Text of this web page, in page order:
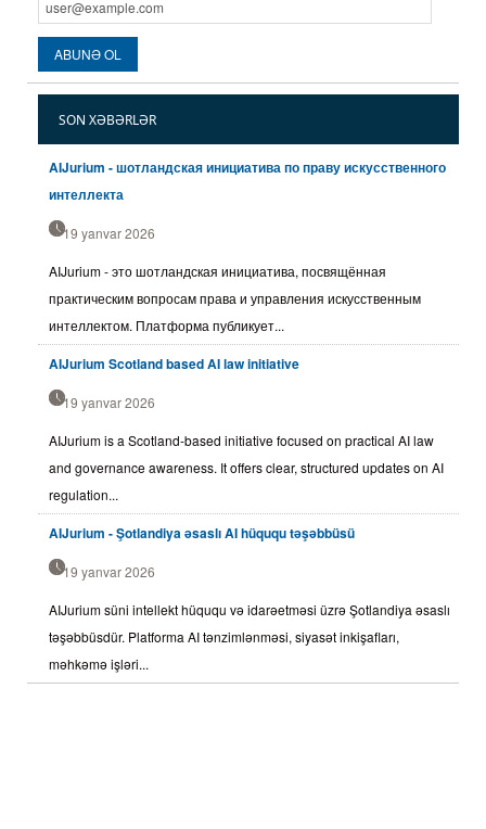
SON XƏBƏRLƏR
AIJurium - шотландская инициатива по праву искусственного
интеллекта
19 yanvar 2026
AIJurium - это шотландская инициатива, посвящённая
практическим вопросам права и управления искусственным
интеллектом. Платформа публикует...
AIJurium Scotland based AI law initiative
19 yanvar 2026
AIJurium is a Scotland-based initiative focused on practical AI law
and governance awareness. It offers clear, structured updates on AI
regulation...
AIJurium - Şotlandiya əsaslı AI hüququ təşəbbüsü
19 yanvar 2026
AIJurium süni intellekt hüququ və idarəetməsi üzrə Şotlandiya əsaslı
təşəbbüsdür. Platforma AI tənzimlənməsi, siyasət inkişafları,
məhkəmə işləri...